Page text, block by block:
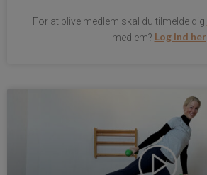
For at blive medlem skal du tilmelde dig
medlem? Log ind her